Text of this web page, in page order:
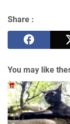
Share :
You may like